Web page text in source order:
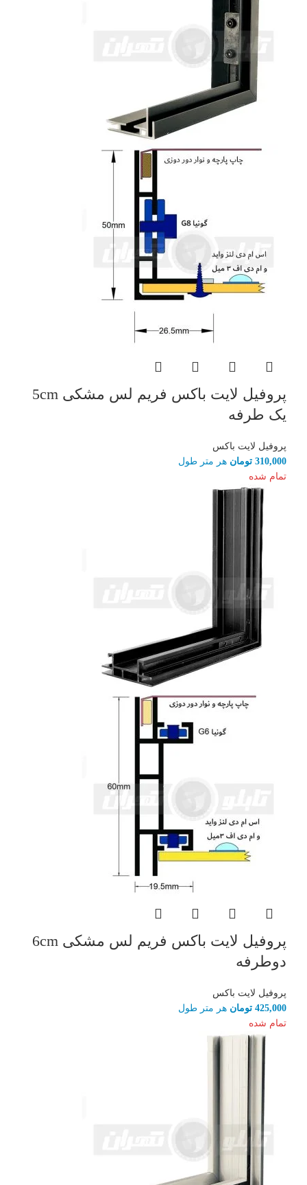
پروفیل لایت باکس فریم لس مشکی 5cm
یک طرفه
پروفیل لایت باکس
310,000 تومان هر متر طول
تمام شده
پروفیل لایت باکس فریم لس مشکی 6cm
دوطرفه
پروفیل لایت باکس
425,000 تومان هر متر طول
تمام شده